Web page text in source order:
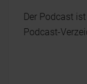
Der Podcast
Podcast-